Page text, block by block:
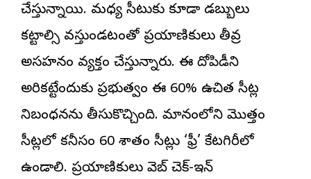
చేస్తున్నాయి. మధ్య సీటుకు కూడా డబ్బులు
కట్టాల్సి వస్తుండటంతో ప్రయాణికులు తీవ్ర
అసహనం వ్యక్తం చేస్తున్నారు. ఈ దోపిడీని
అరికట్టేందుకు ప్రభుత్వం ఈ 60% ఉచిత సీట్ల
నిబంధనను తీసుకొచ్చింది. విమానంలోని మొత్తం
సీట్లలో కనీసం 60 శాతం సీట్లు ‘ఫ్రీ’ కేటగిరీలో
ఉండాలి. ప్రయాణికులు వెబ్ చెక్-ఇన్